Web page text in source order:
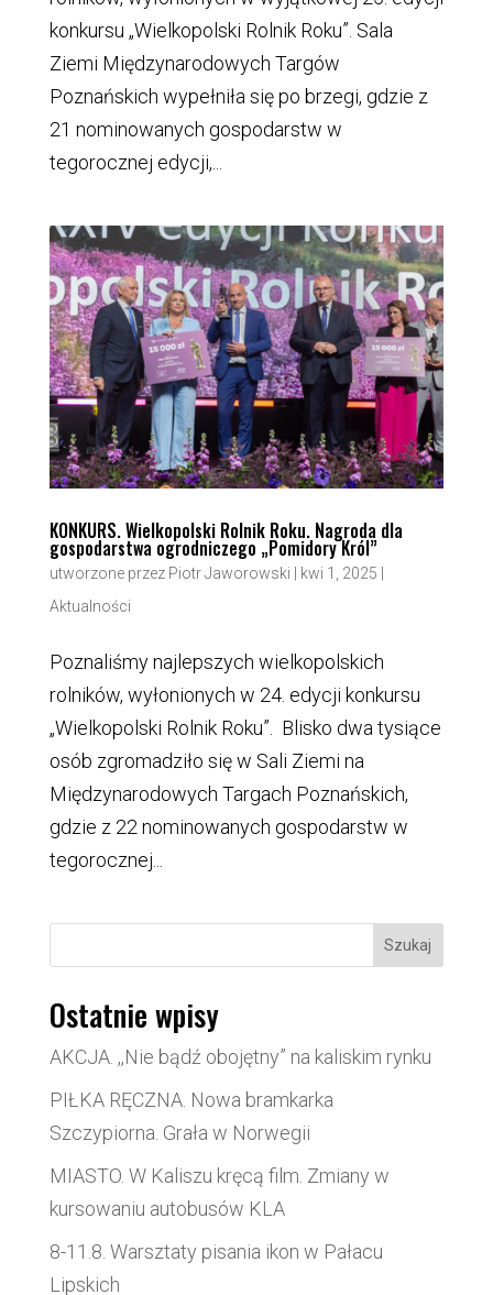
konkursu „Wielkopolski Rolnik Roku”. Sala
Ziemi Międzynarodowych Targów
Poznańskich wypełniła się po brzegi, gdzie z
21 nominowanych gospodarstw w
tegorocznej edycji,...
KONKURS. Wielkopolski Rolnik Roku. Nagroda dla
gospodarstwa ogrodniczego „Pomidory Król”
utworzone przez Piotr Jaworowski kwi 1, 2025
Aktualności
Poznaliśmy najlepszych wielkopolskich
rolników, wyłonionych w 24. edycji konkursu
„Wielkopolski Rolnik Roku”. Blisko dwa tysiące
osób zgromadziło się w Sali Ziemi na
Międzynarodowych Targach Poznańskich,
gdzie z 22 nominowanych gospodarstw w
tegorocznej...
Szukaj
Ostatnie wpisy
AKCJA. ,,Nie bądź obojętny” na kaliskim rynku
PIŁKA RĘCZNA. Nowa bramkarka
Szczypiorna. Grała w Norwegii
MIASTO. W Kaliszu kręcą film. Zmiany w
kursowaniu autobusów KLA
8-11.8. Warsztaty pisania ikon w Pałacu
Lipskich